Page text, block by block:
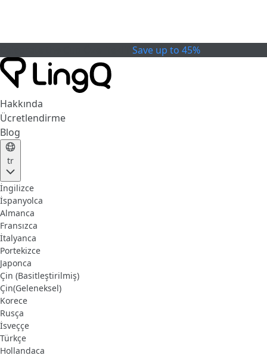
Save up to 45%
Hakkında
Ücretlendirme
Blog
tr
İngilizce
İspanyolca
Almanca
Fransızca
İtalyanca
Portekizce
Japonca
Çin (Basitleştirilmiş)
Çin(Geleneksel)
Korece
Rusça
İsveççe
Türkçe
Hollandaca